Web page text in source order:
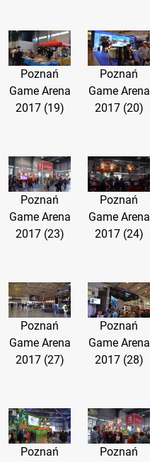
Poznań
Game Arena
2017 (19)
Poznań
Game Arena
2017 (20)
Poznań
Game Arena
2017 (23)
Poznań
Game Arena
2017 (24)
Poznań
Game Arena
2017 (27)
Poznań
Game Arena
2017 (28)
Poznań
Poznań